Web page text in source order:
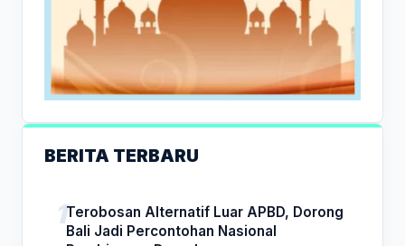
BERITA TERBARU
Terobosan Alternatif Luar APBD, Dorong
Bali Jadi Percontohan Nasional